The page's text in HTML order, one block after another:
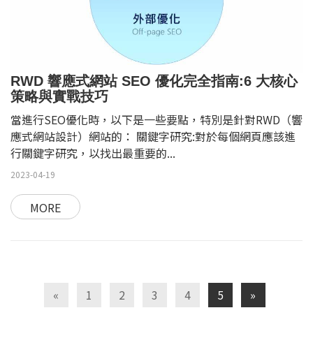
RWD 響應式網站 SEO 優化完全指南:6 大核心
策略與實戰技巧
當進行SEO優化時，以下是一些要點，特別是針對RWD（響
應式網站設計）網站的： 關鍵字研究:對於每個網頁應該進
行關鍵字研究，以找出最重要的...
2023-04-19
MORE
« 1 2 3 4 5 »